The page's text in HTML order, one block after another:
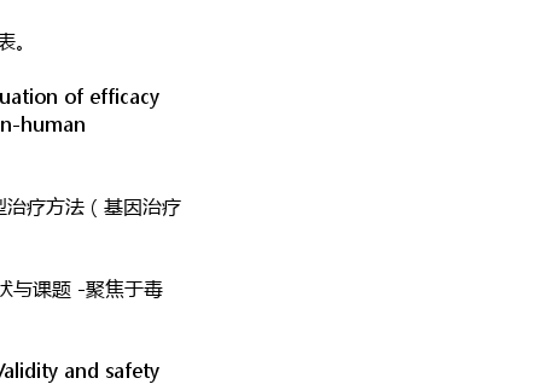
of efficacy
human
疗方法（基因治疗
与课题 -聚焦于毒
and safety